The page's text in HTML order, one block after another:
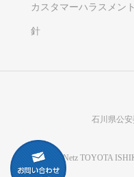
カスタマーハラスメン
針
石川県公安
©Netz TOYOTA